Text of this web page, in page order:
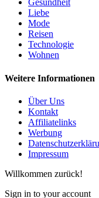
Gesundheit
Liebe
Mode
Reisen
Technologie
Wohnen
Weitere Informationen
Über Uns
Kontakt
Affiliatelinks
Werbung
Impressum
Willkommen zurück!
Sign in to your account